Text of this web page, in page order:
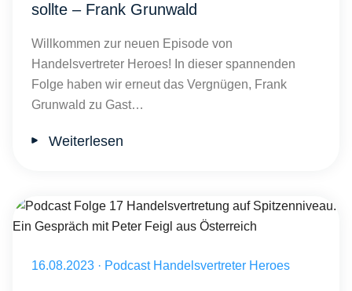
sollte – Frank Grunwald
Willkommen zur neuen Episode von
Handelsvertreter Heroes! In dieser spannenden
Folge haben wir erneut das Vergnügen, Frank
Grunwald zu Gast…
Weiterlesen
Veröffentlicht am 16.08.2023
16.08.2023 · Podcast Handelsvertreter Heroes